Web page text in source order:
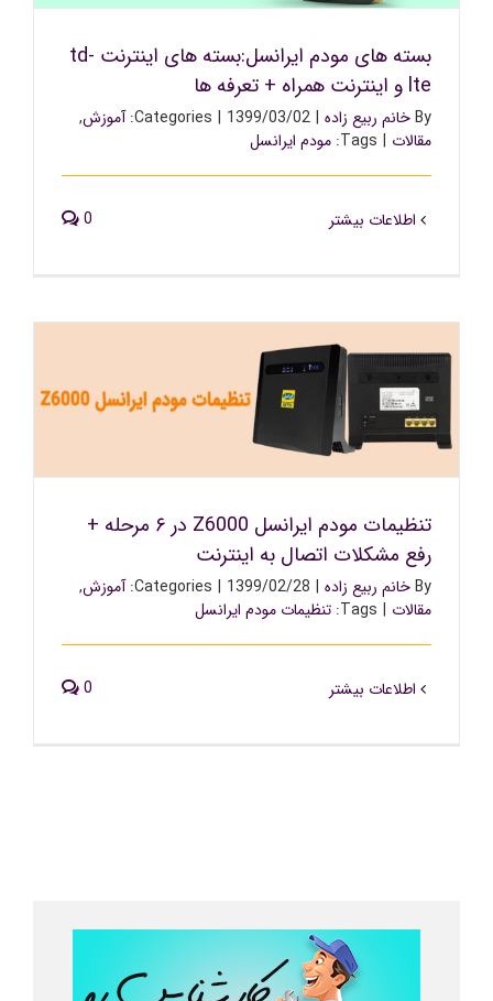
بسته های مودم ایرانسل:بسته های اینترنت td-
lte و اینترنت همراه + تعرفه ها
Byخانم ربیع زاده |
1399/03/02
|
Categories: آموزش,
مقالات |
Tags: مودم ایرانسل
اطلاعات بیشتر 0
تنظیمات مودم ایرانسل Z6000 در ۶ مرحله + رفع مشکلات
اتصال به اینترنت
تنظیمات مودم ایرانسل Z6000 در ۶ مرحله +
رفع مشکلات اتصال به اینترنت
Byخانم ربیع زاده |
1399/02/28
|
Categories: آموزش,
مقالات |
Tags: تنظیمات مودم ایرانسل
اطلاعات بیشتر 0